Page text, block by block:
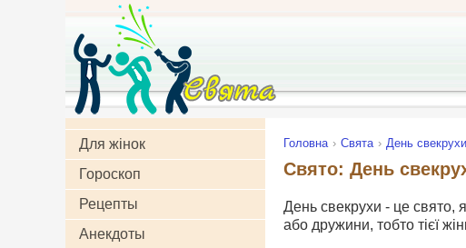
Для жінок
Гороскоп
Рецепты
Анекдоты
Головна Свята День свекрухи
Свято: День
День свекрухи - це свято,
або дружини, тобто тієї